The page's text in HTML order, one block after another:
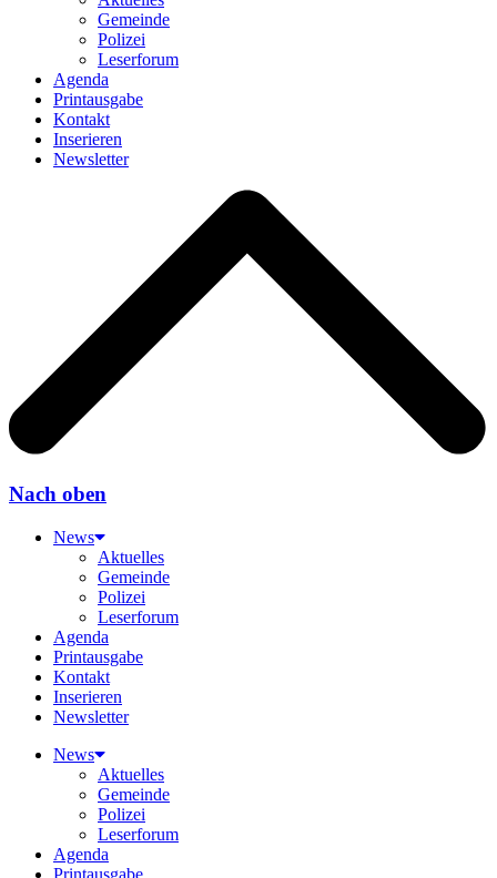
Gemeinde
Polizei
Leserforum
Agenda
Printausgabe
Kontakt
Inserieren
Newsletter
Nach oben
News
Aktuelles
Gemeinde
Polizei
Leserforum
Agenda
Printausgabe
Kontakt
Inserieren
Newsletter
News
Aktuelles
Gemeinde
Polizei
Leserforum
Agenda
Printausgabe